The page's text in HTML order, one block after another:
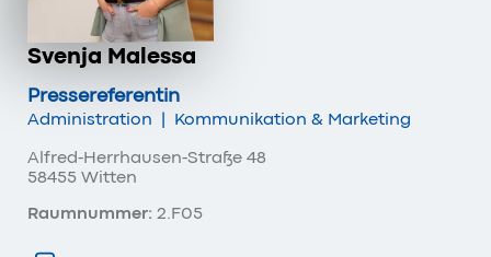
Svenja Malessa
Pressereferentin
Administration
Kommunikation & Marketing
Alfred-Herrhausen-Straße 48
58455 Witten
Raumnummer: 2.F05